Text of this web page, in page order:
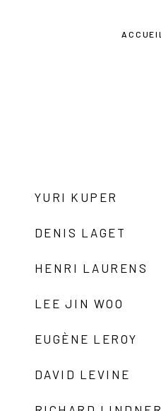
ACCUEIL
YURI KUPER
DENIS LAGET
HENRI LAURENS
LEE JIN WOO
EUGÈNE LEROY
DAVID LEVINE